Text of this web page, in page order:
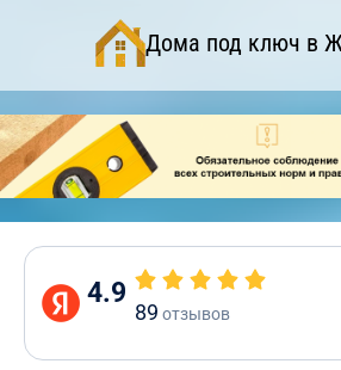
Дома под ключ в
4.9
89 отзывов